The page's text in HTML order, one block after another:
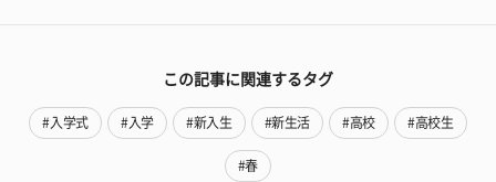
この記事に関連するタグ
#入学式 #入学 #新入生 #新生活 #高校 #高校生
#春